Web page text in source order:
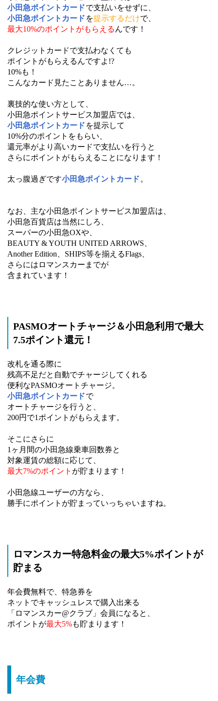
小田急ポイントカードで支払いをせずに、
小田急ポイントカード を提示するだけで、
最大10%のポイントがもらえる んです！
クレジットカードで支払わなくても
ポイントがもらえるんですよ!?
10%も！
こんなカード見たことありません…。
裏技的な使い方として、
小田急ポイントサービス加盟店では、
小田急ポイントカード を提示して
10%分のポイントをもらい、
還元率がより高いカードで支払いを行うと
さらにポイントがもらえることになります！
太っ腹過ぎです小田急ポイントカード 。
なお、主な小田急ポイントサービス加盟店は、
小田急百貨店は当然にしろ、
スーパーの小田急OXや、
BEAUTY & YOUTH UNITED ARROWS、
Another Edition、SHIPS等を揃えるFlags、
さらにはロマンスカーまでが
含まれています！
PASMOオートチャージ＆小田急利用で最大
7.5ポイント還元！
改札を通る際に
残高不足だと自動でチャージしてくれる
便利なPASMOオートチャージ。
小田急ポイントカードで
オートチャージを行うと、
200円で1ポイントがもらえます。
そこにさらに
1ヶ月間の小田急線乗車回数券と
対象運賃の総額に応じて、
最大7%のポイント が貯まります！
小田急線ユーザーの方なら、
勝手にポイントが貯まっていっちゃいますね。
ロマンスカー特急料金の最大5%ポイントが
貯まる
年会費無料で、特急券を
ネットでキャッシュレスで購入出来る
「ロマンスカー@クラブ」会員になると、
ポイントが最大5%も貯まります！
年会費